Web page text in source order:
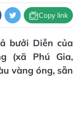
Copy link
bưởi Diễn của
(xã Phú Gia,
vàng óng, sẵn